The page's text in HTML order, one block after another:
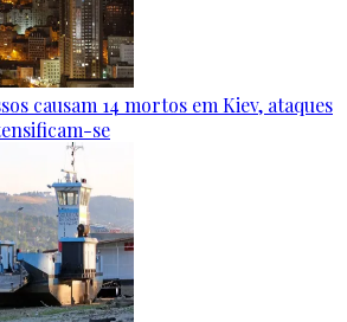
causam 14 mortos em Kiev, ataques
se